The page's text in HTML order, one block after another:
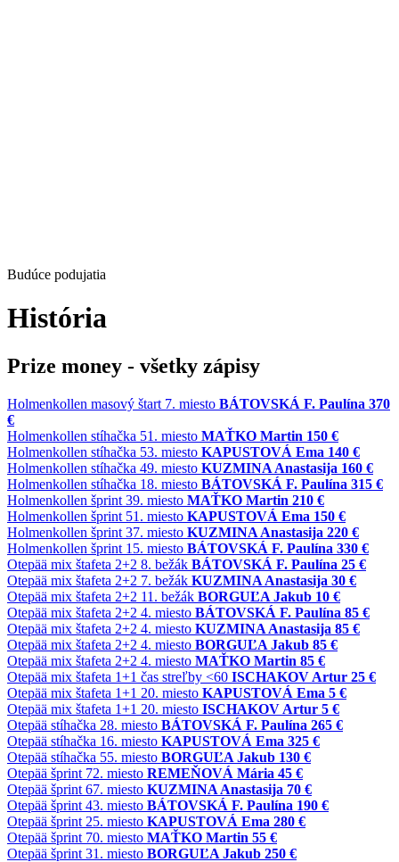
Budúce podujatia
História
Prize money - všetky zápisy
Holmenkollen masový štart 7. miesto BÁTOVSKÁ F. Paulína 370
€
Holmenkollen stíhačka 51. miesto MAŤKO Martin 150 €
Holmenkollen stíhačka 53. miesto KAPUSTOVÁ Ema 140 €
Holmenkollen stíhačka 49. miesto KUZMINA Anastasija 160 €
Holmenkollen stíhačka 18. miesto BÁTOVSKÁ F. Paulína 315 €
Holmenkollen šprint 39. miesto MAŤKO Martin 210 €
Holmenkollen šprint 51. miesto KAPUSTOVÁ Ema 150 €
Holmenkollen šprint 37. miesto KUZMINA Anastasija 220 €
Holmenkollen šprint 15. miesto BÁTOVSKÁ F. Paulína 330 €
Otepää mix štafeta 2+2 8. bežák BÁTOVSKÁ F. Paulína 25 €
Otepää mix štafeta 2+2 7. bežák KUZMINA Anastasija 30 €
Otepää mix štafeta 2+2 11. bežák BORGUĽA Jakub 10 €
Otepää mix štafeta 2+2 4. miesto BÁTOVSKÁ F. Paulína 85 €
Otepää mix štafeta 2+2 4. miesto KUZMINA Anastasija 85 €
Otepää mix štafeta 2+2 4. miesto BORGUĽA Jakub 85 €
Otepää mix štafeta 2+2 4. miesto MAŤKO Martin 85 €
Otepää mix štafeta 1+1 čas streľby <60 ISCHAKOV Artur 25 €
Otepää mix štafeta 1+1 20. miesto KAPUSTOVÁ Ema 5 €
Otepää mix štafeta 1+1 20. miesto ISCHAKOV Artur 5 €
Otepää stíhačka 28. miesto BÁTOVSKÁ F. Paulína 265 €
Otepää stíhačka 16. miesto KAPUSTOVÁ Ema 325 €
Otepää stíhačka 55. miesto BORGUĽA Jakub 130 €
Otepää šprint 72. miesto REMEŇOVÁ Mária 45 €
Otepää šprint 67. miesto KUZMINA Anastasija 70 €
Otepää šprint 43. miesto BÁTOVSKÁ F. Paulína 190 €
Otepää šprint 25. miesto KAPUSTOVÁ Ema 280 €
Otepää šprint 70. miesto MAŤKO Martin 55 €
Otepää šprint 31. miesto BORGUĽA Jakub 250 €